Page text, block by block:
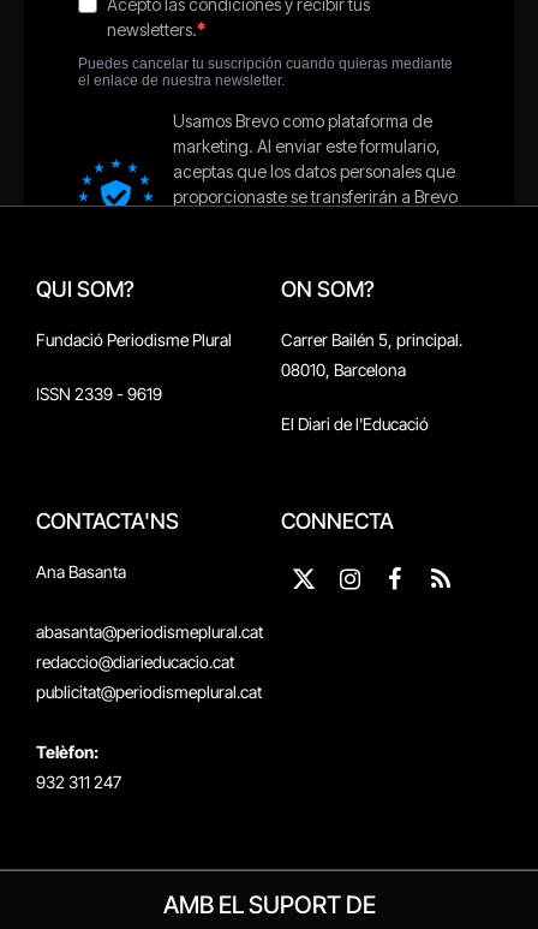
QUI SOM?
Fundació Periodisme Plural
ISSN 2339 - 9619
ON SOM?
Carrer Bailén 5, principal.
08010, Barcelona
El Diari de l'Educació
CONTACTA'NS
Ana Basanta
abasanta@periodismeplural.cat
redaccio@diarieducacio.cat
publicitat@periodismeplural.cat
Telèfon:
932 311 247
CONNECTA
X
Instagram
Facebook
RSS
AMB EL SUPORT DE